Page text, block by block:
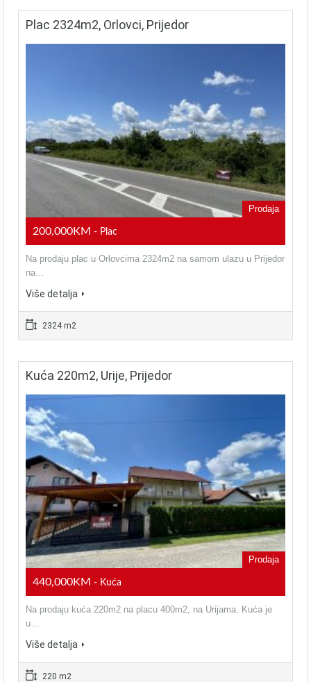
Plac 2324m2, Orlovci, Prijedor
Prodaja
200,000KM - Plac
Na prodaju plac u Orlovcima 2324m2 na samom ulazu u Prijedor
na…
Više detalja
2324 m2
Kuća 220m2, Urije, Prijedor
Prodaja
440,000KM - Kuća
Na prodaju kuća 220m2 na placu 400m2, na Urijama. Kuća je
u…
Više detalja
220 m2